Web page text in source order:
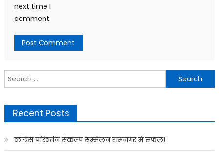
next time I
comment.
Search
for:
Recent Posts
कांग्रेस परिवर्तन संकल्प सम्मेलन रामनगर में सफल!